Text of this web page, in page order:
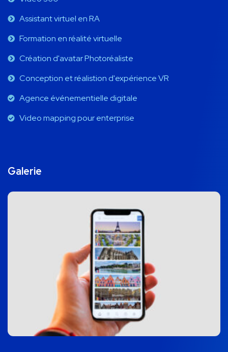
Assistant virtuel en RA
Formation en réalité virtuelle
Création d'avatar Photoréaliste
Conception et réalistion d'expérience VR
Agence événementielle digitale
Video mapping pour enterprise
Galerie